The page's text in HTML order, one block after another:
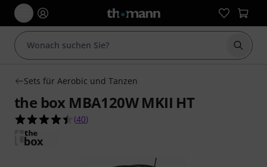
Suche
Sets für Aerobic und Tanzen
the box MBA120W MKII HT
4.4 von 5 Sternen aus 40 Kundenbewertungen
(40)